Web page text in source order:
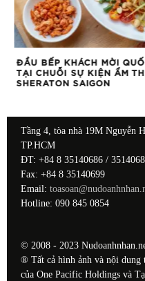
ĐẦU BẾP KHÁCH MỜI
TẠI CHUỖI SỰ KIỆN ẨM
SHERATON SAIGON
Tầng 4, tòa nhà 19M Nguyễn
TP.HCM
ĐT: +84 8 35140686 /
Fax: +84 8 35140699
Email:
Hotline: 090 845 0854
© 2008 - 2023
® Tất cả hình ảnh và nội dung
của One Pacific Holdings và